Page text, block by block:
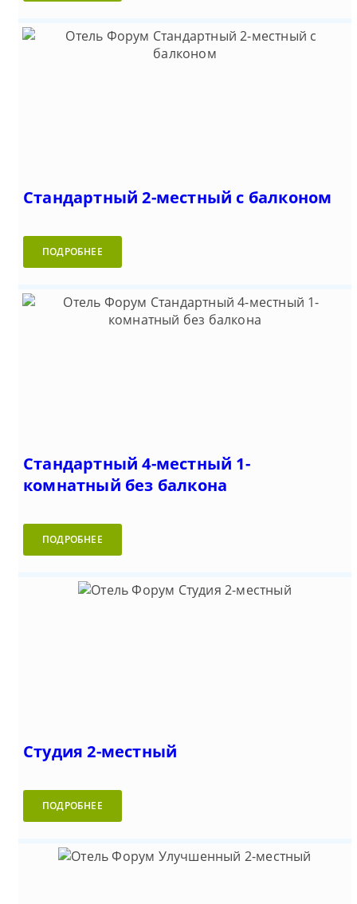
Стандартный 2-местный с балконом
ПОДРОБНЕЕ
Стандартный 4-местный 1-
комнатный без балкона
ПОДРОБНЕЕ
Студия 2-местный
ПОДРОБНЕЕ